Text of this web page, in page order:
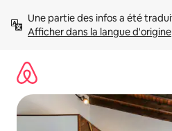
directement
Afficher dans la langue d'origine